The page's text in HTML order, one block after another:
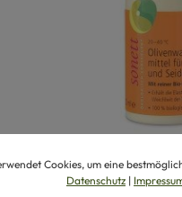
Cookies, um eine
Datenschutz |